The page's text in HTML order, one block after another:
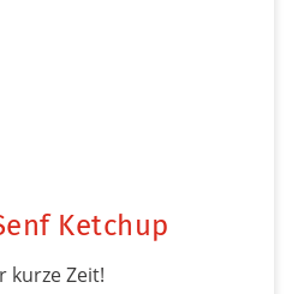
Ketchup
kurze Zeit!